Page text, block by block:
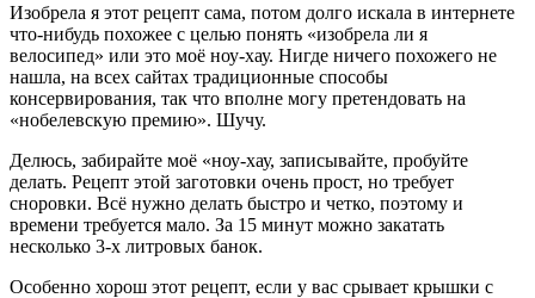
Изобрела я этот рецепт сама, потом долго искала в интернете
что-нибудь похожее с целью понять «изобрела ли я
велосипед» или это моё ноу-хау. Нигде ничего похожего не
нашла, на всех сайтах традиционные способы
консервирования, так что вполне могу претендовать на
«нобелевскую премию». Шучу.
Делюсь, забирайте моё «ноу-хау, записывайте, пробуйте
делать. Рецепт этой заготовки очень прост, но требует
сноровки. Всё нужно делать быстро и четко, поэтому и
времени требуется мало. За 15 минут можно закатать
несколько 3-х литровых банок.
Особенно хорош этот рецепт, если у вас срывает крышки с